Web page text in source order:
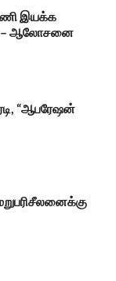
இயக்க
– ஆலோசனை
“ஆபரேஷன்